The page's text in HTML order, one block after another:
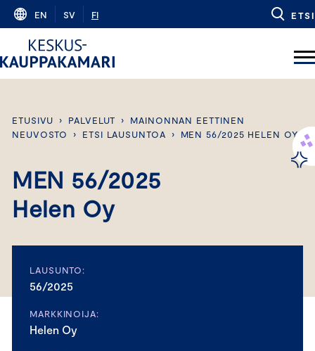
Skip
content
EN SV FI ETSI
ETUSIVU › PALVELUT ›
MAINONNAN EETTINEN
NEUVOSTO
› ETSI LAUSUNTOA › MEN 56/2025 HELEN OY
MEN 56/2025
Helen Oy
LAUSUNTO:
56/2025
MARKKINOIJA:
Helen Oy